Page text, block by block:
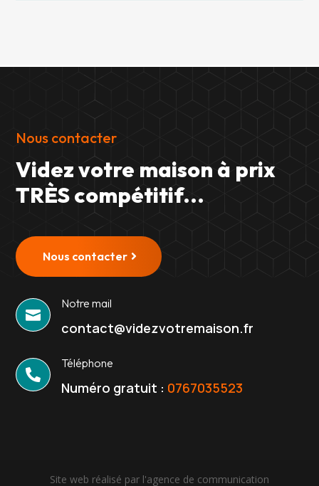
Nous contacter
Videz votre maison à prix
TRÈS compétitif...
Nous contacter

Notre mail
contact@videzvotremaison.fr

Téléphone
Numéro gratuit : 0767035523
Site web réalisé par l'agence de communication